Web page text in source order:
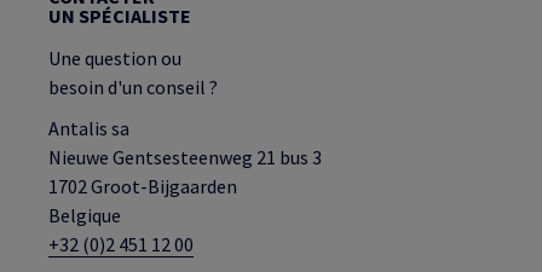
UN SPÉCIALISTE
Une question ou
besoin d'un conseil ?
Antalis sa
Nieuwe Gentsesteenweg 21 bus 3
1702 Groot-Bijgaarden
Belgique
+32 (0)2 451 12 00